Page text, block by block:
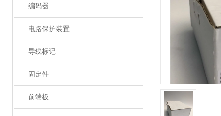
编码器
电路保护装置
导线标记
固定件
前端板